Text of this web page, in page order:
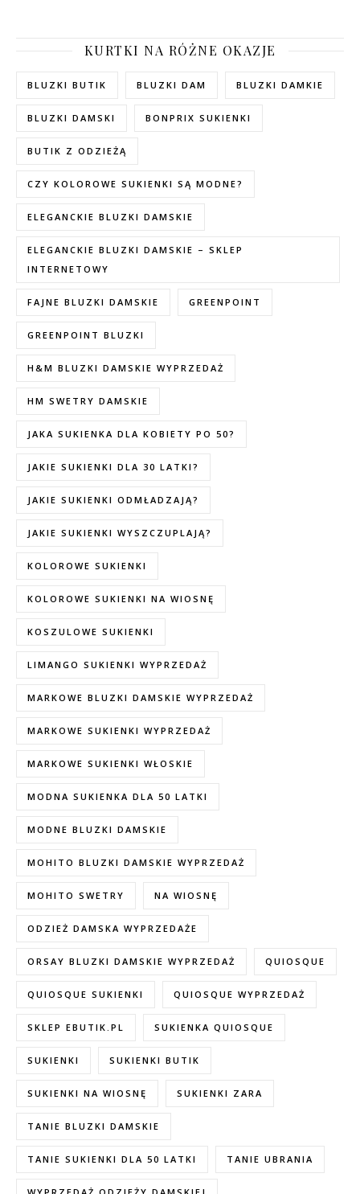
KURTKI NA RÓŻNE OKAZJE
BLUZKI BUTIK BLUZKI DAM BLUZKI DAMKIE
BLUZKI DAMSKI BONPRIX SUKIENKI
BUTIK Z ODZIEŻĄ
CZY KOLOROWE SUKIENKI SĄ MODNE?
ELEGANCKIE BLUZKI DAMSKIE
ELEGANCKIE BLUZKI DAMSKIE – SKLEP
INTERNETOWY
FAJNE BLUZKI DAMSKIE GREENPOINT
GREENPOINT BLUZKI
H&M BLUZKI DAMSKIE WYPRZEDAŻ
HM SWETRY DAMSKIE
JAKA SUKIENKA DLA KOBIETY PO 50?
JAKIE SUKIENKI DLA 30 LATKI?
JAKIE SUKIENKI ODMŁADZAJĄ?
JAKIE SUKIENKI WYSZCZUPLAJĄ?
KOLOROWE SUKIENKI
KOLOROWE SUKIENKI NA WIOSNĘ
KOSZULOWE SUKIENKI
LIMANGO SUKIENKI WYPRZEDAŻ
MARKOWE BLUZKI DAMSKIE WYPRZEDAŻ
MARKOWE SUKIENKI WYPRZEDAŻ
MARKOWE SUKIENKI WŁOSKIE
MODNA SUKIENKA DLA 50 LATKI
MODNE BLUZKI DAMSKIE
MOHITO BLUZKI DAMSKIE WYPRZEDAŻ
MOHITO SWETRY NA WIOSNĘ
ODZIEŻ DAMSKA WYPRZEDAŻE
ORSAY BLUZKI DAMSKIE WYPRZEDAŻ QUIOSQUE
QUIOSQUE SUKIENKI QUIOSQUE WYPRZEDAŻ
SKLEP EBUTIK.PL SUKIENKA QUIOSQUE
SUKIENKI SUKIENKI BUTIK
SUKIENKI NA WIOSNĘ SUKIENKI ZARA
TANIE BLUZKI DAMSKIE
TANIE SUKIENKI DLA 50 LATKI TANIE UBRANIA